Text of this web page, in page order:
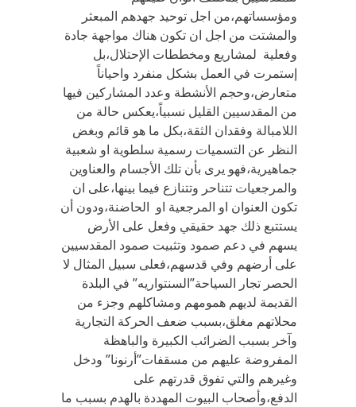
ومؤسساتهم،من اجل توحيد جهدهم المبعثر
والمشتت من اجل ان تكون هناك مواجهة جادة
وفعلية لمشاريع ومخططات الإحتلال،بل
إستمرت في العمل بشكل منفرد واحياناً
متعارض،وحجم الأنشطة وعدد المشاركين فيها
من المقدسيين القليل نسبياً،يعكس حالة من
اللامبالة وفقدان الثقة،بكل ما هو قائم وبغض
النظر عن التسميات رسمية سلطوية او شعبية
جماهيرية،فهو يرى بأن تلك الأجسام والعناوين
والمرجعيات تتناحر وتتنازع فيما بينها،على ان
تكون العنوان او المرجعية او الحاضنة،ودون أن
يستتبع ذلك جهد حقيقي وفعل على الأرض
يسهم في دعم صمود وتثبيت صمود المقدسيين
على أرضهم وفي قدسهم،فعلى سبيل المثال لا
الحصر تجار السياحة”السنتواريه” في البلدة
القديمة لديهم همومهم ومشاكلهم وجزء من
محلاتهم مغلق،بسبب ضعف الحركة التجارية
وآخر بسبب الضرائب الكبيرة والباهظة
المفروضة عليهم من مسقفات”أرنونا” ودخل
وغيرهم والتي تفوق قدرتهم على
الدفع،وأصحاب البيوت المهددة بالهدم بسبب ما